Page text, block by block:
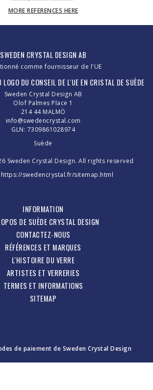
MORE REFERENCES HERE
SWEDEN CRYSTAL DESIGN AB
comme fournisseur de l'UE
Sweden Crystal Design AB
Olof Palmes Place 1
214 44 MALMÖ
info@swedencrystal.com
GLN: 7309861028974
Suède
Sweden Crystal Design. All rights reserved
https://swedencrystal.fr/sitemap.html
INFORMATION
DE SUÈDE CRYSTAL DESIGN
CONTACTEZ-NOUS
RÉFÉRENCES ET MARQUES
L'HISTOIRE DU VERRE
ARTISTES ET VERRERIES
TERMES ET INFORMATIONS
SITEMAP
DUSWEDEN CRYSTAL